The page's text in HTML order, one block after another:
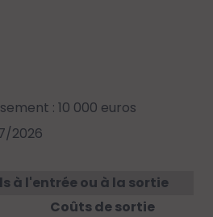
: 10 000 euros
2026
à l'entrée ou à la sortie
Coûts de sortie